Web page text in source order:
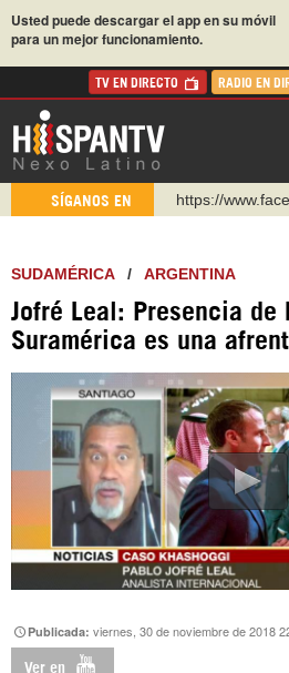
Usted puede descargar el app en su móvil
para un mejor funcionamiento.
TV EN DIRECTO RADIO EN
SÍGANOS EN
https://
http://
https://t.me/
https://
Instagram
SUDAMÉRICA/ ARGENTINA
Jofré Leal: Presencia de
Suramérica es una
Publicada:viernes, 30 de noviembre de 2018
Ver en